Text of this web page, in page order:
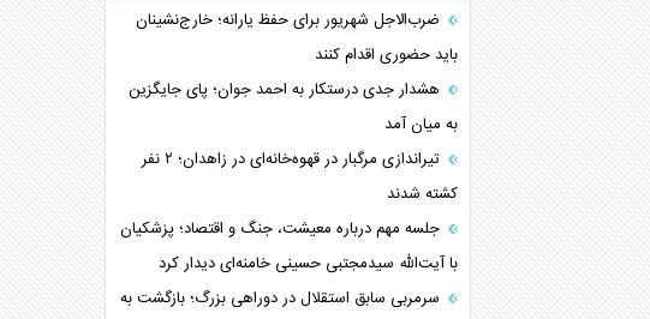
ضرب‌الاجل شهریور برای حفظ یارانه؛ خارج‌نشینان
باید حضوری اقدام کنند
هشدار جدی درستکار به احمد جوان؛ پای جایگزین
به میان آمد
تیراندازی مرگبار در قهوه‌خانه‌ای در زاهدان؛ ۲ نفر
کشته شدند
جلسه مهم درباره معیشت، جنگ و اقتصاد؛ پزشکیان
با آیت‌الله سیدمجتبی حسینی خامنه‌ای دیدار کرد
سرمربی سابق استقلال در دوراهی بزرگ؛ بازگشت به